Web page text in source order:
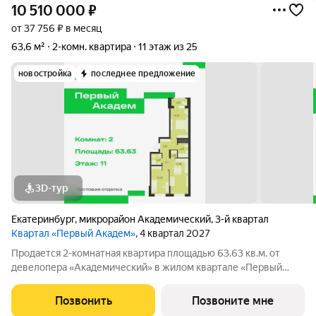
10 510 000 ₽
от 37 756 ₽ в месяц
63,6 м²
2-комн. квартира 11 этаж из 25
новостройка последнее предложение
3D-тур
Екатеринбург, микрорайон Академический,3-й квартал
Квартал «Первый Академ», 4 квартал 2027
Продается 2-комнатная квартира площадью 63.63 кв.м. от
девелопера «Академический» в жилом квартале «Первый
скидка напрямую от застройщика. Дом расположен на въезде
в район, отличается удобной
Позвонить Позвоните мне